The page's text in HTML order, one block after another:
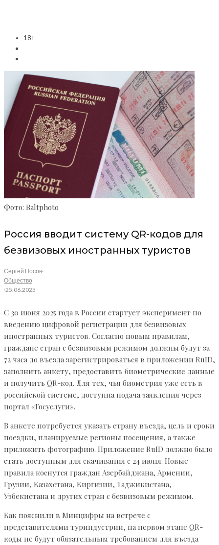
18+
Фото: Baltphoto
Россия вводит систему QR-кодов для
безвизовых иностранных туристов
Сергей Носов·
Общество
·25.06.2025
С 30 июня 2025 года в России стартует эксперимент по
введению цифровой регистрации для безвизовых
иностранных туристов. Согласно новым правилам,
граждане стран с безвизовым режимом должны будут за
72 часа до въезда зарегистрироваться в приложении RuID,
заполнить анкету, предоставить биометрические данные
и получить QR-код. Для тех, чья биометрия уже есть в
российской системе, доступна подача заявления через
портал «Госуслуги».
В анкете потребуется указать страну въезда, цель и сроки
поездки, планируемые регионы посещения, а также
приложить фотографию. Приложение RuID должно было
стать доступным для скачивания с 24 июня. Новые
правила коснутся граждан Азербайджана, Армении,
Грузии, Казахстана, Киргизии, Таджикистана,
Узбекистана и других стран с безвизовым режимом.
Как пояснили в Минцифры на встрече с
представителями туриндустрии, на первом этапе QR-
коды не будут обязательным требованием для въезда